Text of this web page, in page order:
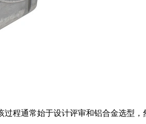
程通常始于设计评审和铝合金选型